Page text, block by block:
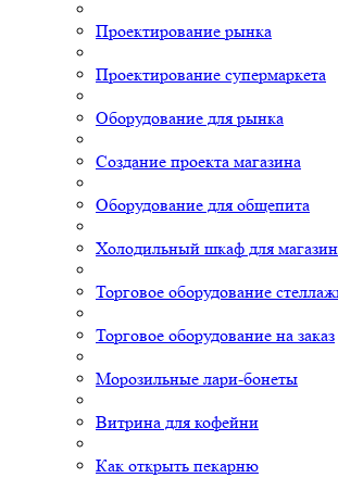
Проектирование рынка
Проектирование супермаркета
Оборудование для рынка
Создание проекта магазина
Оборудование для общепита
Холодильный шкаф для
Торговое оборудование
Торговое оборудование на заказ
Морозильные лари-бонеты
Витрина для кофейни
Как открыть пекарню